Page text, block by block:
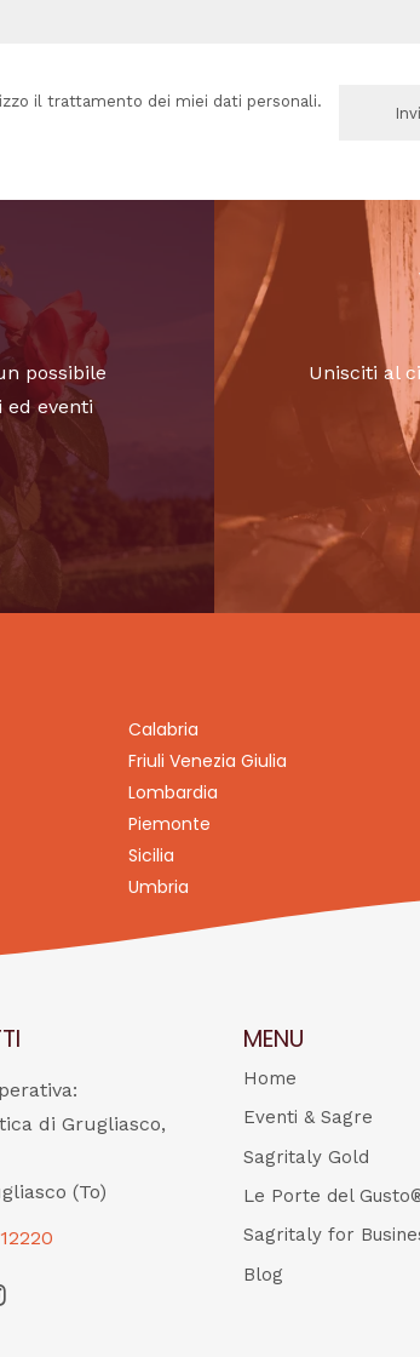
il trattamento dei miei dati personali.
possibile
eventi
Unisciti al
Calabria
Friuli Venezia Giulia
Lombardia
Piemonte
Sicilia
Umbria
di Grugliasco,
(To)
MENU
Home
Eventi & Sagre
Sagritaly Gold
Le Porte del
Sagritaly for
Blog